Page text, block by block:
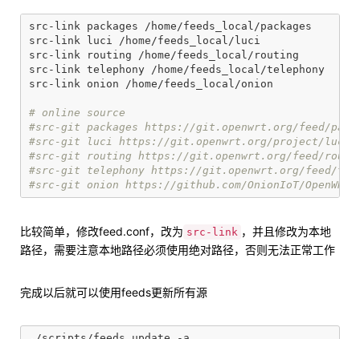
src-link packages /home/feeds_local/packages
src-link luci /home/feeds_local/luci
src-link routing /home/feeds_local/routing
src-link telephony /home/feeds_local/telephony
src-link onion /home/feeds_local/onion
# online source
#src-git packages https://git.openwrt.org/feed/
#src-git luci https://git.openwrt.org/project/
#src-git routing https://git.openwrt.org/feed/
#src-git telephony https://git.openwrt.org/feed/
#src-git onion https://github.com/OnionIoT/
比较简单，修改feed.conf，改为 src-link ，并且修改为本地
路径，需要注意本地路径必须使用绝对路径，否则无法正常工作
完成以后就可以使用feeds更新所有源